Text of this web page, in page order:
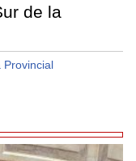
de la
Provincial